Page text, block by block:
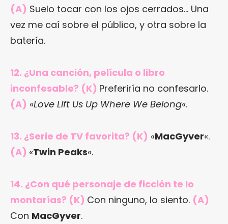
(A) Suelo tocar con los ojos cerrados… Una
vez me caí sobre el público, y otra sobre la
batería.
12. ¿Una canción, película o libro
inconfesable? (K) Preferiría no confesarlo.
(A) «Love Lift Us Up Where We Belong«.
13. ¿Serie de TV favorita? (K) «MacGyver«.
(A) «Twin Peaks«.
14. ¿Con qué personaje de ficción te lo
montarías? (K) Con ninguno, lo siento. (A)
Con MacGyver.